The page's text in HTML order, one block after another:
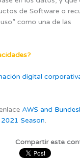
de Software o
como una de las
digital
AWS and
Season.
Compartir este